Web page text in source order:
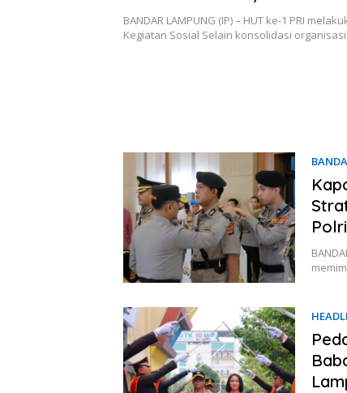
Bagi-Bagi BBM Gratis
BANDAR LAMPUNG (IP) – HUT ke-1 PRI
Kegiatan Sosial Selain konsolidasi